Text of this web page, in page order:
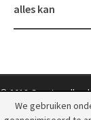
alles kan
© 2018
We gebruiken